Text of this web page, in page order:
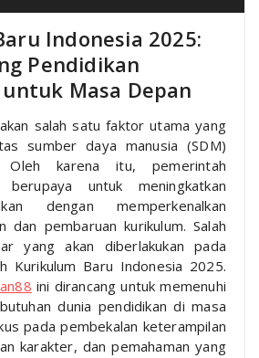
Indonesia 2025:
Pendidikan
Masa Depan
salah satu faktor utama yang
sumber daya manusia (SDM)
Oleh karena itu, pemerintah
untuk meningkatkan
dengan memperkenalkan
dan pembaruan kurikulum. Salah
yang akan diberlakukan pada
Kurikulum Baru Indonesia 2025.
ini dirancang untuk memenuhi
dunia pendidikan di masa
pada pembekalan keterampilan
karakter, dan pemahaman yang